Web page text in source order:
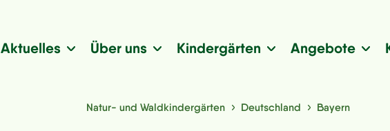
Aktuelles Über uns Kindergärten Angebote
Natur- und Waldkindergärten Deutschland Bayern